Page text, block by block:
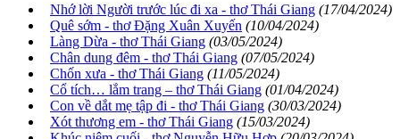
Nhớ lời Người trước lúc đi xa - thơ Thái Giang (17/04/2024)
Quê sớm - thơ Đặng Xuân Xuyến (10/04/2024)
Làng Dừa - thơ Thái Giang (03/05/2024)
Chân dung đêm - thơ Thái Giang (07/05/2024)
Chốn xưa - thơ Thái Giang (11/05/2024)
Cổ tích… lắm trang – thơ Thái Giang (01/04/2024)
Con về dắt mẹ tập đi - thơ Thái Giang (30/03/2024)
Xót thương em - thơ Thái Giang (15/03/2024)